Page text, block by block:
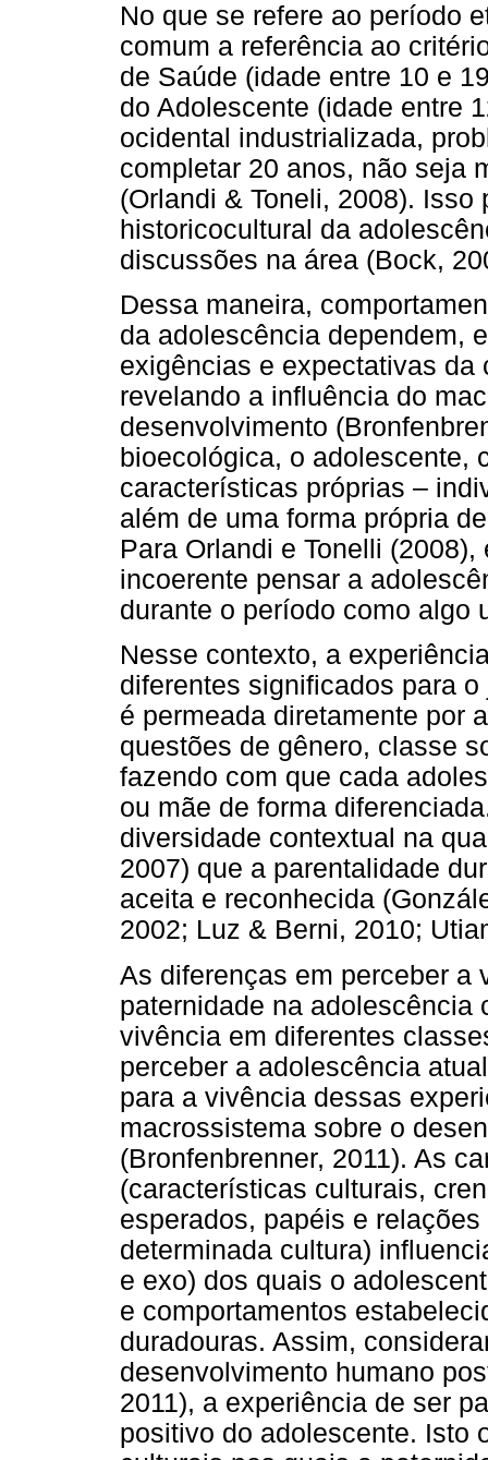
No que se refere ao período
comum a referência ao
de Saúde (idade entre 10 e
do Adolescente (idade entre
ocidental industrializada,
completar 20 anos, não seja
(Orlandi & Toneli, 2008).
historicocultural da
discussões na área (Bock,
Dessa maneira,
da adolescência dependem,
exigências e expectativas
revelando a influência do
desenvolvimento
bioecológica, o adolescente,
características próprias –
além de uma forma própria
Para Orlandi e Tonelli
incoerente pensar a
durante o período como algo
Nesse contexto, a
diferentes significados para
é permeada diretamente por
questões de gênero, classe
fazendo com que cada
ou mãe de forma
diversidade contextual na
2007) que a parentalidade
aceita e reconhecida
2002; Luz & Berni, 2010;
As diferenças em perceber a
paternidade na adolescência
vivência em diferentes
perceber a adolescência
para a vivência dessas
macrossistema sobre o
(Bronfenbrenner, 2011). As
(características culturais,
esperados, papéis e
determinada cultura)
e exo) dos quais o
e comportamentos
duradouras. Assim,
desenvolvimento humano
2011), a experiência de ser
positivo do adolescente. Isto